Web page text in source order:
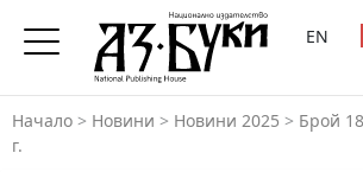
EN
Начало > Новини > Новини 2025 > Брой
г.